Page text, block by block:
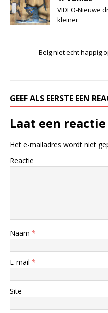
VIDEO-Nieuwe
kleiner
Belg niet echt happig
GEEF ALS EERSTE EEN
Laat een
Het e-mailadres wordt niet
Reactie
Naam *
E-mail *
Site